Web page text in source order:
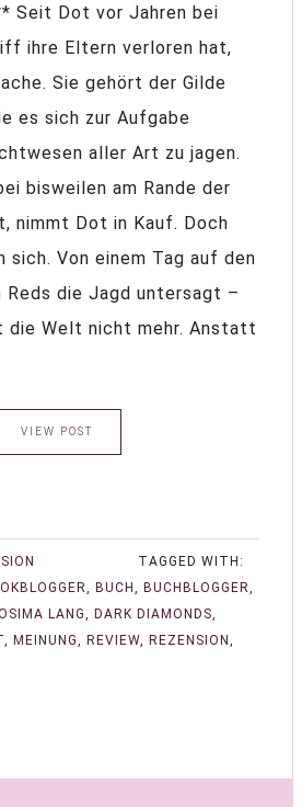
Seit Dot vor Jahren bei
ihre Eltern verloren hat,
Sie gehört der Gilde
es sich zur Aufgabe
aller Art zu jagen.
bisweilen am Rande der
nimmt Dot in Kauf. Doch
sich. Von einem Tag auf den
Reds die Jagd untersagt –
die Welt nicht mehr. Anstatt
VIEW POST
TAGGED WITH:
, BUCH , BUCHBLOGGER,
LANG, DARK DIAMONDS,
, MEINUNG, REVIEW, REZENSION ,